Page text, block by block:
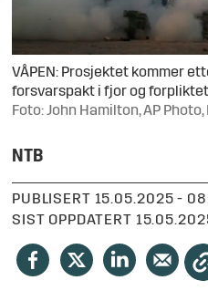
VÅPEN: Prosjektet kommer
forsvarspakt i fjor og
Foto: John Hamilton, AP Photo,
NTB
PUBLISERT
15.05.2025 -
SIST OPPDATERT